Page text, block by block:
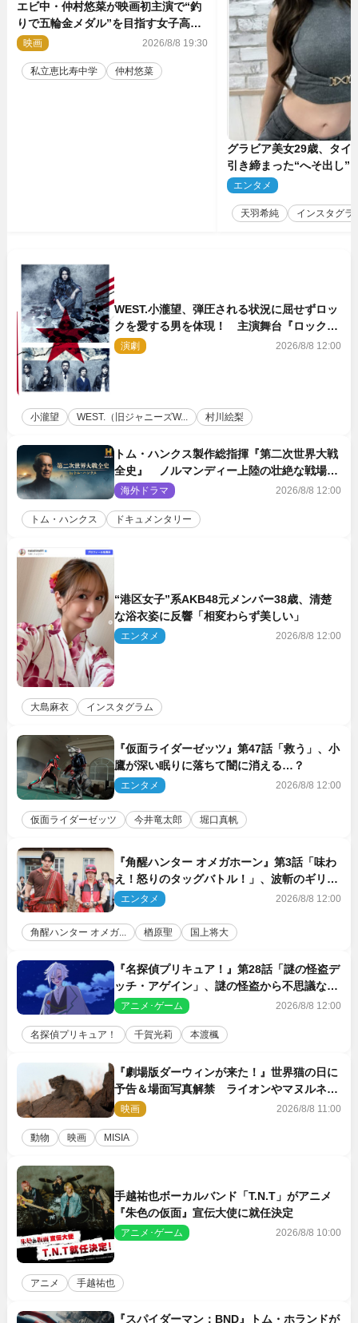
エビ中・仲村悠菜が映画初主演で“釣
りで五輪金メダル”を目指す女子高生
に！ 映画『つりこまち』今秋公開
映画 2026/8/8 19:30
私立恵比寿中学 仲村悠菜
グラビア美女29歳、タイ
引き締まった“へそ出し”
「可愛い過ぎる」
エンタメ
天羽希純 インスタグラ
WEST.小瀧望、弾圧される状況に屈せずロッ
クを愛する男を体現！ 主演舞台『ロックン
ロール』ビジュアル解禁
演劇 2026/8/8 12:00
小瀧望 WEST.（旧ジャニーズW... 村川絵梨
トム・ハンクス製作総指揮『第二次世界大戦
全史』 ノルマンディー上陸の壮絶な戦場を
収めた特別映像解禁
海外ドラマ 2026/8/8 12:00
トム・ハンクス ドキュメンタリー
“港区女子”系AKB48元メンバー38歳、清楚
な浴衣姿に反響「相変わらず美しい」
エンタメ 2026/8/8 12:00
大島麻衣 インスタグラム
『仮面ライダーゼッツ』第47話「救う」、小
鷹が深い眠りに落ちて闇に消える…？
エンタメ 2026/8/8 12:00
仮面ライダーゼッツ 今井竜太郎 堀口真帆
『角醒ハンター オメガホーン』第3話「味わ
え！怒りのタッグバトル！」、波斬のギリコ
がハンターバトルを挑んできた！
エンタメ 2026/8/8 12:00
角醒ハンター オメガ... 楢原聖 国上将大
『名探偵プリキュア！』第28話「謎の怪盗デ
ッチ・アゲイン」、謎の怪盗から不思議な予
告状が届く
アニメ･ゲーム 2026/8/8 12:00
名探偵プリキュア！ 千賀光莉 本渡楓
『劇場版ダーウィンが来た！』世界猫の日に
予告＆場面写真解禁 ライオンやマヌルネコ
の赤ちゃんが大集合
映画 2026/8/8 11:00
動物 映画 MISIA
手越祐也ボーカルバンド「T.N.T」がアニメ
『朱色の仮面』宣伝大使に就任決定
アニメ･ゲーム 2026/8/8 10:00
アニメ 手越祐也
『スパイダーマン：BND』トム・ホランドが